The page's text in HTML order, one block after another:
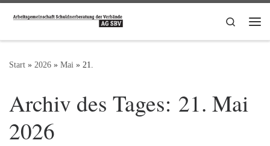
Zum Inhalt springen
Search
Start » 2026 » Mai » 21.
Archiv des Tages: 21. Mai
2026